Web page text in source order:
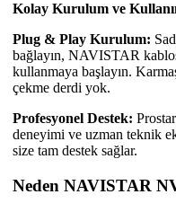
Kolay Kurulum ve
Plug & Play Kurulum:
bağlayın, NAVISTAR
kullanmaya başlayın.
çekme derdi yok.
Profesyonel Destek:
deneyimi ve uzman teknik
size tam destek sağlar.
Neden NAVISTAR